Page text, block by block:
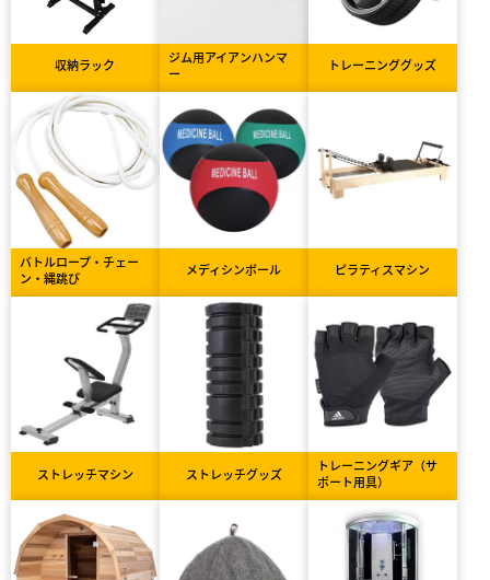
収納ラック
ジム用アイアンハンマ
ー
トレーニンググッズ
バトルロープ・チェー
ン・縄跳び
メディシンボール ピラティスマシン
ストレッチマシン ストレッチグッズ
トレーニングギア（サ
ポート用具）